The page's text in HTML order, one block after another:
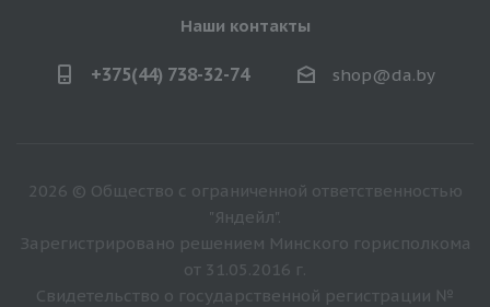
Наши контакты
+375(44) 738-32-74 shop@da.by
2026 © Общество с ограниченной ответственностью
"Яндейл".
Зарегистрировано решением Минского горисполкома
от 31.05.2016 г.
Свидетельство о государственной регистрации №